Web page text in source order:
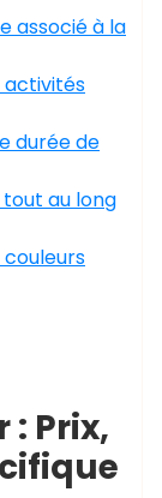
associé à la
activités
durée de
au long
: Prix,